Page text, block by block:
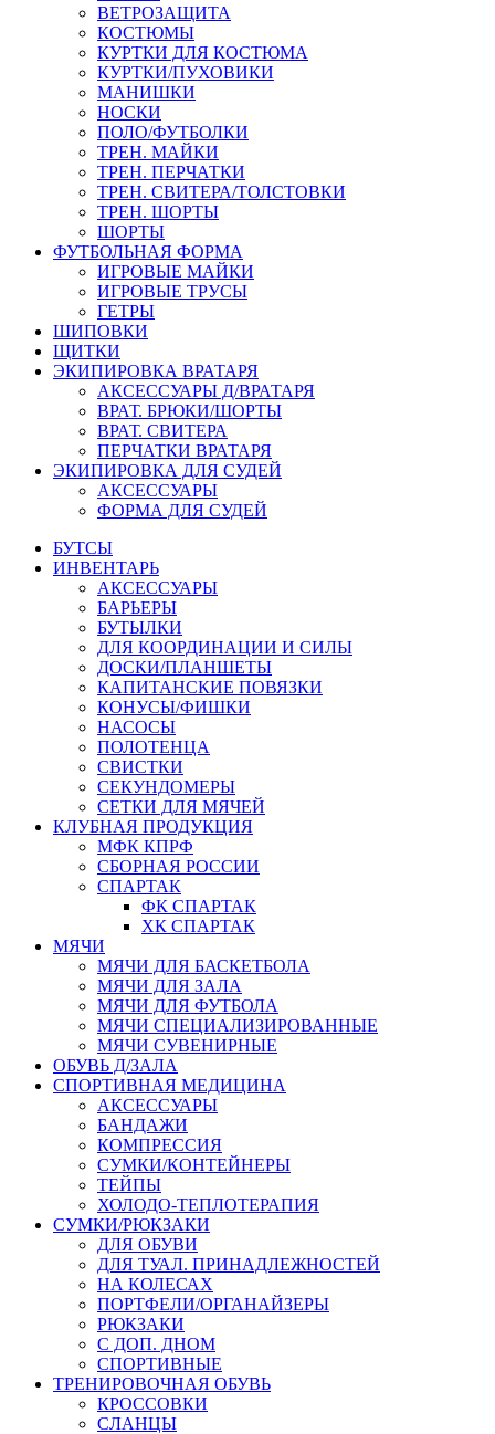
ВЕТРОЗАЩИТА
КОСТЮМЫ
КУРТКИ ДЛЯ КОСТЮМА
КУРТКИ/ПУХОВИКИ
МАНИШКИ
НОСКИ
ПОЛО/ФУТБОЛКИ
ТРЕН. МАЙКИ
ТРЕН. ПЕРЧАТКИ
ТРЕН. СВИТЕРА/ТОЛСТОВКИ
ТРЕН. ШОРТЫ
ШОРТЫ
ФУТБОЛЬНАЯ ФОРМА
ИГРОВЫЕ МАЙКИ
ИГРОВЫЕ ТРУСЫ
ГЕТРЫ
ШИПОВКИ
ЩИТКИ
ЭКИПИРОВКА ВРАТАРЯ
АКСЕССУАРЫ Д/ВРАТАРЯ
ВРАТ. БРЮКИ/ШОРТЫ
ВРАТ. СВИТЕРА
ПЕРЧАТКИ ВРАТАРЯ
ЭКИПИРОВКА ДЛЯ СУДЕЙ
АКСЕССУАРЫ
ФОРМА ДЛЯ СУДЕЙ
БУТСЫ
ИНВЕНТАРЬ
АКСЕССУАРЫ
БАРЬЕРЫ
БУТЫЛКИ
ДЛЯ КООРДИНАЦИИ И СИЛЫ
ДОСКИ/ПЛАНШЕТЫ
КАПИТАНСКИЕ ПОВЯЗКИ
КОНУСЫ/ФИШКИ
НАСОСЫ
ПОЛОТЕНЦА
СВИСТКИ
СЕКУНДОМЕРЫ
СЕТКИ ДЛЯ МЯЧЕЙ
КЛУБНАЯ ПРОДУКЦИЯ
МФК КПРФ
СБОРНАЯ РОССИИ
СПАРТАК
ФК СПАРТАК
ХК СПАРТАК
МЯЧИ
МЯЧИ ДЛЯ БАСКЕТБОЛА
МЯЧИ ДЛЯ ЗАЛА
МЯЧИ ДЛЯ ФУТБОЛА
МЯЧИ СПЕЦИАЛИЗИРОВАННЫЕ
МЯЧИ СУВЕНИРНЫЕ
ОБУВЬ Д/ЗАЛА
СПОРТИВНАЯ МЕДИЦИНА
АКСЕССУАРЫ
БАНДАЖИ
КОМПРЕССИЯ
СУМКИ/КОНТЕЙНЕРЫ
ТЕЙПЫ
ХОЛОДО-ТЕПЛОТЕРАПИЯ
СУМКИ/РЮКЗАКИ
ДЛЯ ОБУВИ
ДЛЯ ТУАЛ. ПРИНАДЛЕЖНОСТЕЙ
НА КОЛЕСАХ
ПОРТФЕЛИ/ОРГАНАЙЗЕРЫ
РЮКЗАКИ
С ДОП. ДНОМ
СПОРТИВНЫЕ
ТРЕНИРОВОЧНАЯ ОБУВЬ
КРОССОВКИ
СЛАНЦЫ